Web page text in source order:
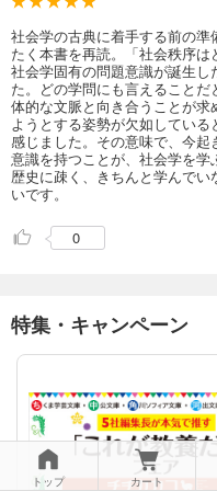
社会学の古典に着手する前の
たく本書を再読。「社会秩序
社会学固有の問題意識が誕生
た。どの学問にも言えること
体的な文脈と向き合うことが
ようとする姿勢が欠如してい
感じました。その意味で、今
意識を持つことが、社会学を学
歴史に疎く、きちんと学んで
いです。
0
特集・キャンペーン
トップ カート